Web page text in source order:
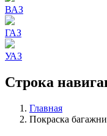
ВАЗ
ГАЗ
УАЗ
Строка
Главная
Покраска